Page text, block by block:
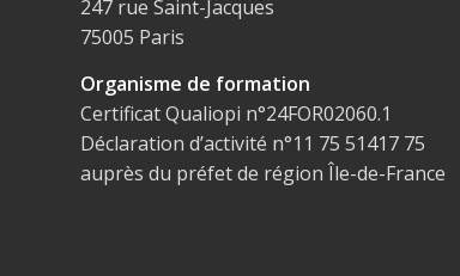
247 rue Saint-Jacques
75005 Paris
Organisme de formation
Certificat Qualiopi n°24FOR02060.1
Déclaration d’activité n°11 75 51417 75
auprès du préfet de région Île-de-France